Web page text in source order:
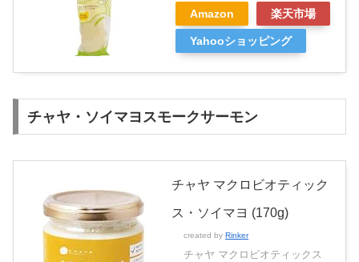
Amazon 楽天市場
Yahooショッピング
チャヤ・ソイマヨスモークサーモン
チャヤ マクロビオティック
ス・ソイマヨ (170g)
created by Rinker
チャヤ マクロビオティックス